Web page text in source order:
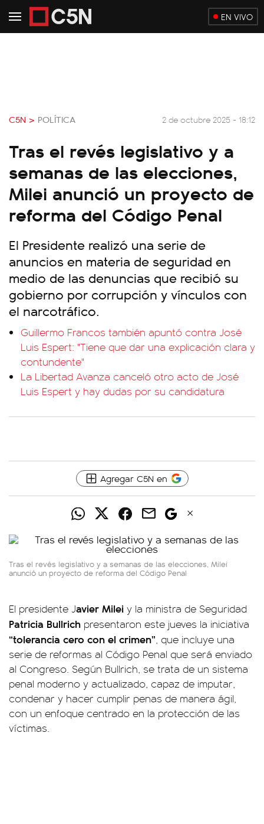
EN VIVO
C5N > POLÍTICA 2 de octubre 2025 - 18:12
Tras el revés legislativo y a
semanas de las elecciones,
Milei anunció un proyecto de
reforma del Código Penal
El Presidente realizó una serie de
anuncios en materia de seguridad en
medio de las denuncias que recibió su
gobierno por corrupción y vínculos con
el narcotráfico.
Guillermo Francos también apuntó contra José
Luis Espert: "Tiene que dar una explicación clara y
contundente"
La Libertad Avanza canceló otro acto de José
Luis Espert y hay dudas por su candidatura
Agregar C5N en
Tras el revés legislativo y a semanas de las elecciones, Milei
anunció un proyecto de reforma del Código Penal
El presidente Javier Milei y la ministra de Seguridad
Patricia Bullrich presentaron este jueves la iniciativa
“tolerancia cero con el crimen”, que incluye una
serie de reformas al Código Penal que será enviado
al Congreso. Según Bullrich, se trata de un sistema
penal moderno y actualizado, capaz de imputar,
condenar y hacer cumplir penas de manera ágil,
con un enfoque centrado en la protección de las
víctimas.